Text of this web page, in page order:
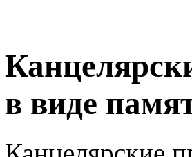
в виде